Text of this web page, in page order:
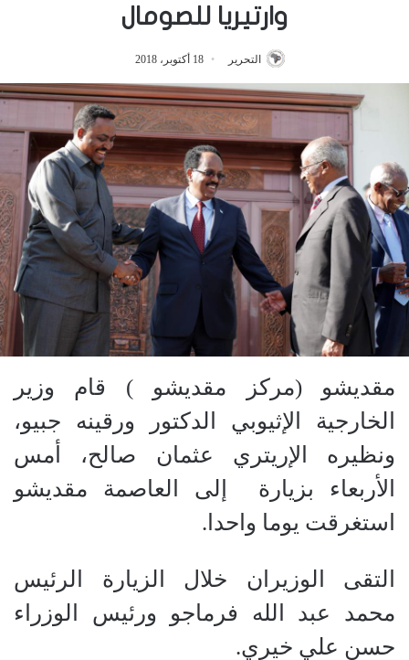
وارتيريا للصومال
التحرير 18 أكتوبر، 2018
مقديشو (مركز مقديشو ) قام وزير
الخارجية الإثيوبي الدكتور ورقينه جبيو،
ونظيره الإريتري عثمان صالح، أمس
الأربعاء بزيارة إلى العاصمة مقديشو
استغرقت يوما واحدا.
التقى الوزيران خلال الزيارة الرئيس
محمد عبد الله فرماجو ورئيس الوزراء
حسن علي خيري.